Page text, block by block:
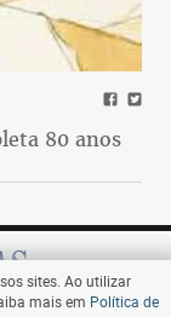
80 anos
sites. Ao utilizar
mais em Política de